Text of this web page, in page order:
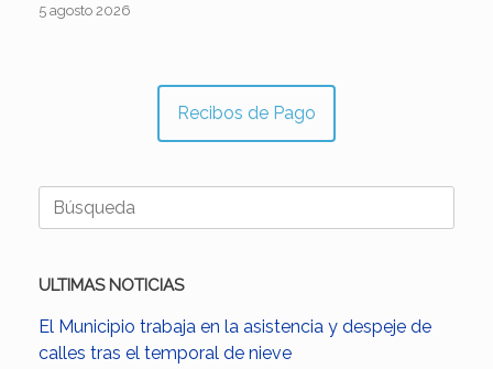
5 agosto 2026
Recibos de Pago
Buscar:
ULTIMAS NOTICIAS
El Municipio trabaja en la asistencia y despeje de
calles tras el temporal de nieve